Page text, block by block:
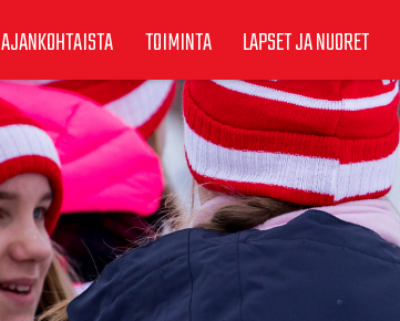
AJANKOHTAISTA TOIMINTA LAPSET JA NUORET